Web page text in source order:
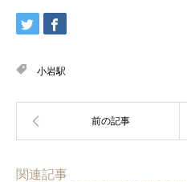
小岩駅
関連記事